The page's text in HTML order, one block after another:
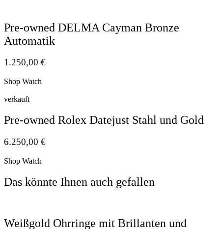
Pre-owned DELMA Cayman Bronze
Automatik
1.250,00 €
Shop Watch
verkauft
Pre-owned Rolex Datejust Stahl und Gold
6.250,00 €
Shop Watch
Das könnte Ihnen auch gefallen
Weißgold Ohrringe mit Brillanten und